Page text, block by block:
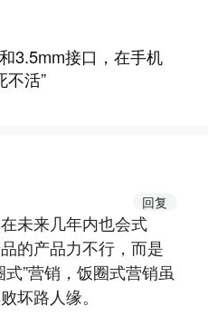
3.5mm接口，在手机
不活”
回复
未来几年内也会式
的产品力不行，而是
”营销，饭圈式营销虽
坏路人缘。